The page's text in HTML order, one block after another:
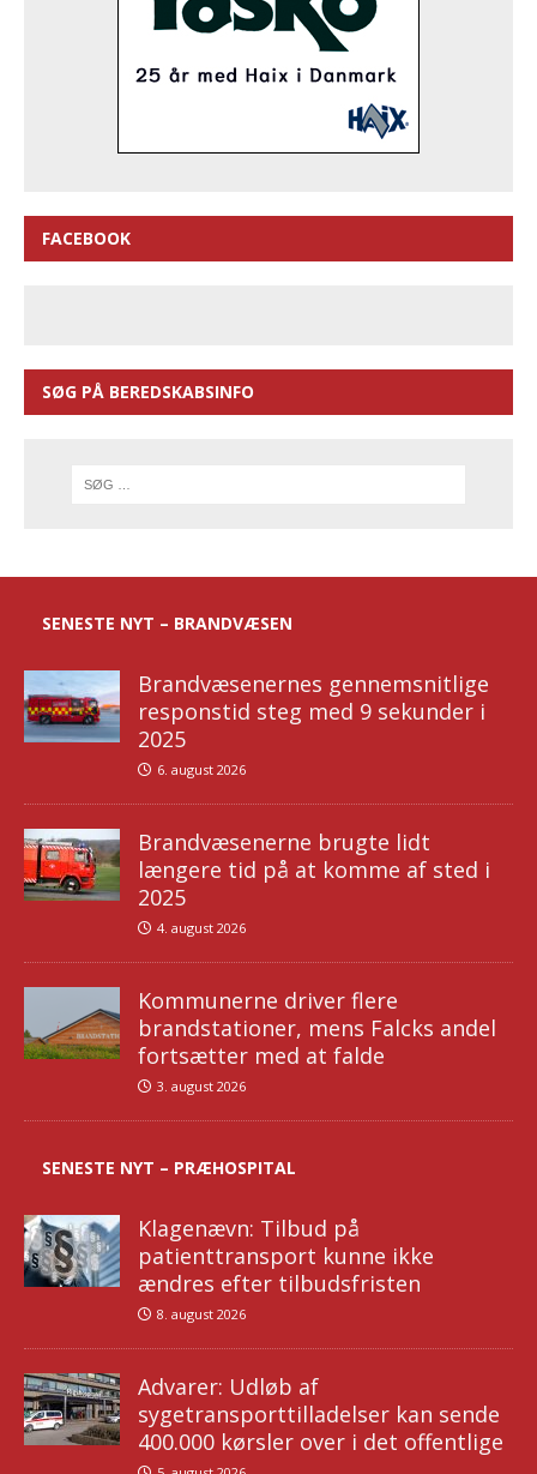
FACEBOOK
SØG PÅ BEREDSKABSINFO
SENESTE NYT – BRANDVÆSEN
Brandvæsenernes gennemsnitlige
responstid steg med 9 sekunder i
2025
6. august 2026
Brandvæsenerne brugte lidt
længere tid på at komme af sted i
2025
4. august 2026
Kommunerne driver flere
brandstationer, mens Falcks andel
fortsætter med at falde
3. august 2026
SENESTE NYT – PRÆHOSPITAL
Klagenævn: Tilbud på
patienttransport kunne ikke
ændres efter tilbudsfristen
8. august 2026
Advarer: Udløb af
sygetransporttilladelser kan sende
400.000 kørsler over i det offentlige